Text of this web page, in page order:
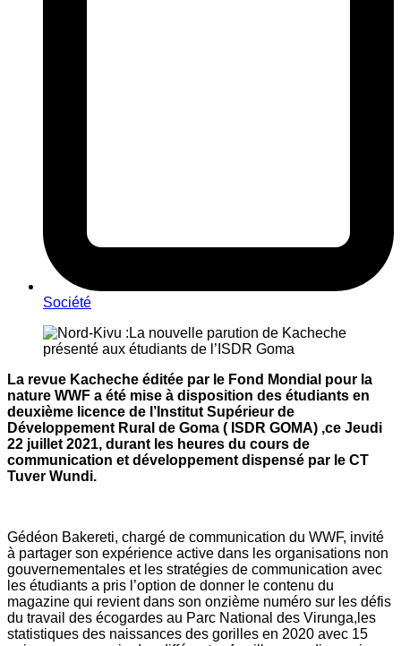
Société
La revue Kacheche éditée par le Fond Mondial pour la
nature WWF a été mise à disposition des étudiants en
deuxième licence de l’Institut Supérieur de
Développement Rural de Goma ( ISDR GOMA) ,ce Jeudi
22 juillet 2021, durant les heures du cours de
communication et développement dispensé par le CT
Tuver Wundi.
Gédéon Bakereti, chargé de communication du WWF, invité
à partager son expérience active dans les organisations non
gouvernementales et les stratégies de communication avec
les étudiants a pris l’option de donner le contenu du
magazine qui revient dans son onzième numéro sur les défis
du travail des écogardes au Parc National des Virunga,les
statistiques des naissances des gorilles en 2020 avec 15